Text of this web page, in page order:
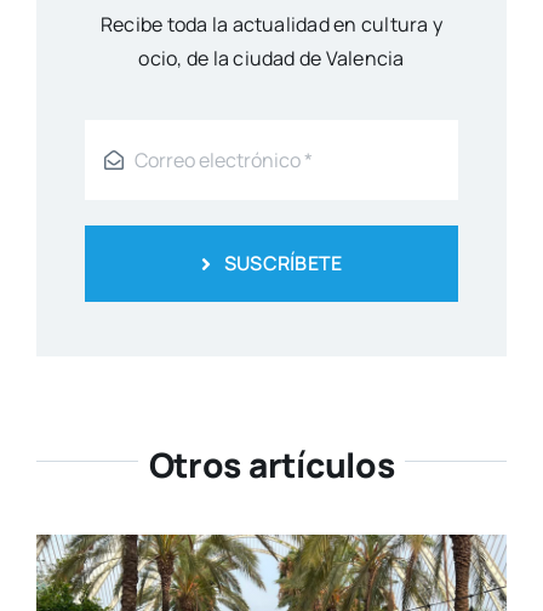
Reci­be toda la actua­li­dad en cul­tu­ra y
ocio, de la ciu­dad de Valen­cia
SUSCRÍBETE
Otros artículos